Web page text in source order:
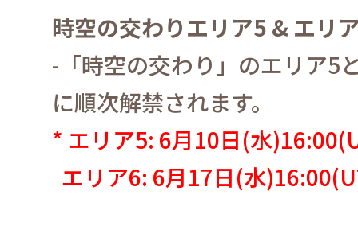
時空の交わりエリア5 & エリ
- 「時空の交わり」のエリア5
に順次解禁されます。
* エリア5: 6月10日(水
エリア6: 6月17日(水